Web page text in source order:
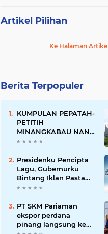
Artikel Pilihan
Ke Halaman Artikel
Berita Terpopuler
KUMPULAN PEPATAH-
PETITIH
MINANGKABAU NAN
ELOK
Presidenku Pencipta
Lagu, Gubernurku
Bintang Iklan Pasta
Gigi
PT SKM Pariaman
ekspor perdana
pinang langsung ke